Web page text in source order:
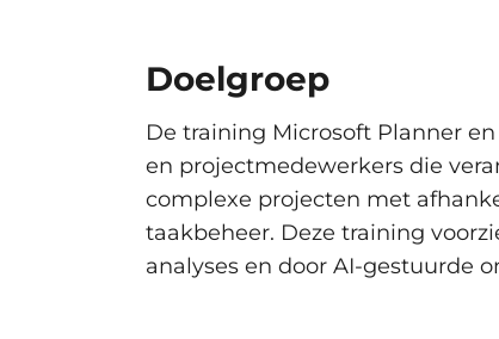
Microsoft 365 Copilot in
Gebruik van Microsoft
Visuele, interactieve
Samenwerking en
Integratie van Planner met
Best practices voor efficiënt
Doelgroep
De training Microsoft Planner
en projectmedewerkers die
complexe projecten met
taakbeheer. Deze training
analyses en door AI-gestuurde